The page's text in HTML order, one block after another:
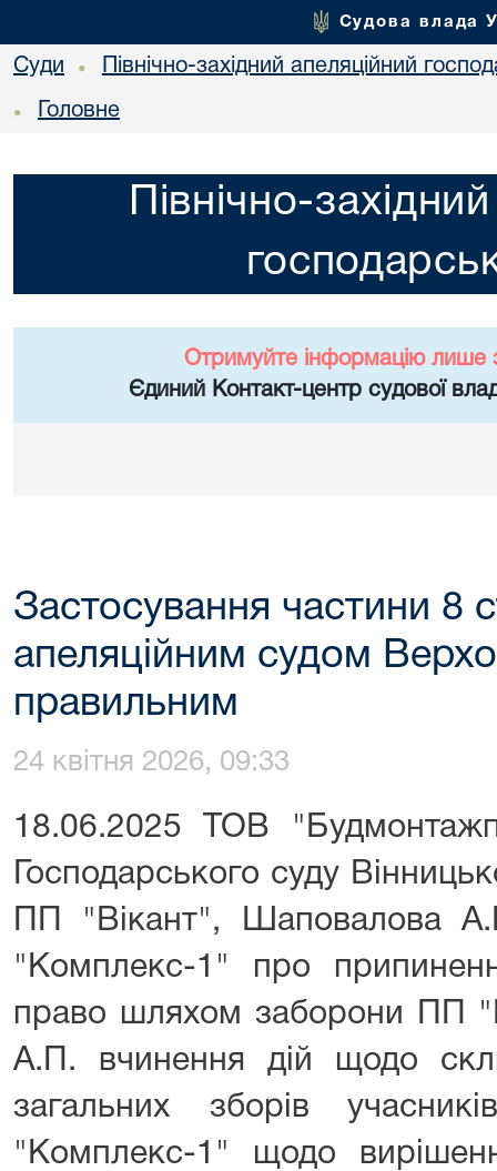
Судова влада
Суди • Північно-західний апеляційний
• Головне
Північно-
Отримуйте інформацію лише
Єдиний Контакт-центр судової
Застосування частини 8
апеляційним судом
правильним
24 квітня 2026, 09:33
18.06.2025 ТОВ
Господарського суду
ПП "Вікант", Шаповалова
"Комплекс-1" про
право шляхом заборони ПП
А.П. вчинення дій щодо
загальних зборів
"Комплекс-1" щодо